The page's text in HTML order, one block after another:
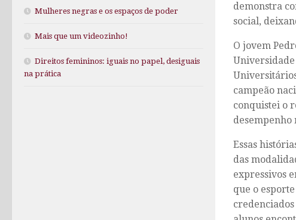
demonstra
social,
O jovem
Universidade
campeão
conquistei o
desempenho
Essas
das
expressivos
que o
Mulheres negras e os espaços de poder
Mais que um videozinho!
Direitos femininos: iguais no papel, desiguais
na prática